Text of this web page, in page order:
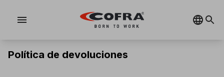
menu
Política de devoluciones